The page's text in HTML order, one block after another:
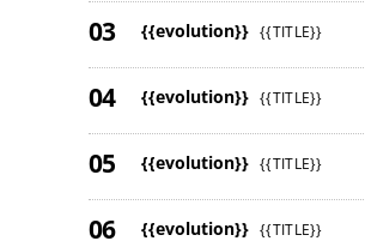
{{evolution}} {{TITLE}}
{{evolution}} {{TITLE}}
{{evolution}} {{TITLE}}
{{evolution}} {{TITLE}}